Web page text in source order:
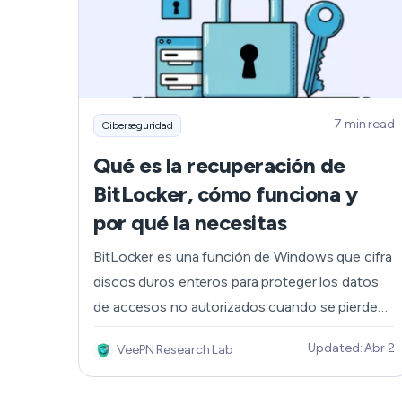
con respecto a 2023. Esto significa que es
crucial saber cómo prevenir los ataques de
ransomware antes de que dañen tu empresa
irreparablemente. Por esas razones, hemos
prevenir los ataques de ransomware y proteger
tu empresa.
Ciberseguridad 7 min read
Qué es la recuperación de
BitLocker, cómo funciona y
por qué la necesitas
BitLocker es una función de Windows que cifra
discos duros enteros para proteger los datos
de accesos no autorizados cuando se pierden,
gestiona de forma segura la clave de cifrado, a
menudo mediante la integración de hardware a
VeePN Research Lab Updated: Abr 2